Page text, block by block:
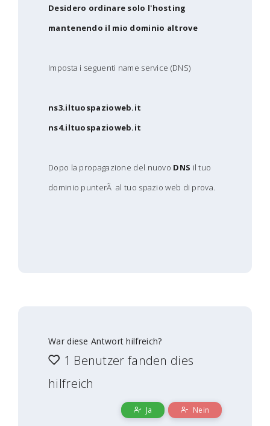
Desidero ordinare solo l'hosting
mantenendo il mio dominio altrove
Imposta i seguenti name service (DNS)
ns3.iltuospazioweb.it
ns4.iltuospazioweb.it
Dopo la propagazione del nuovo DNS il tuo
dominio punterÃ al tuo spazio web di prova.
War diese Antwort hilfreich?
1 Benutzer fanden dies
hilfreich
Ja Nein